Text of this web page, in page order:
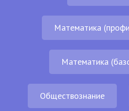
Математика
Математика
Обществознание